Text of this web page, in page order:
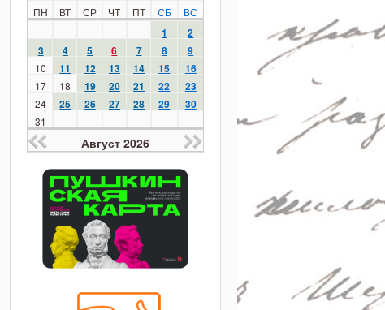
ПН ВТ СР ЧТ ПТ СБ ВС
1
2
3
4 5 6 7 8 9
10 11 12 13 14 15 16
17 18 19 20 21 22 23
24 25 26 27 28 29 30
31
Август 2026